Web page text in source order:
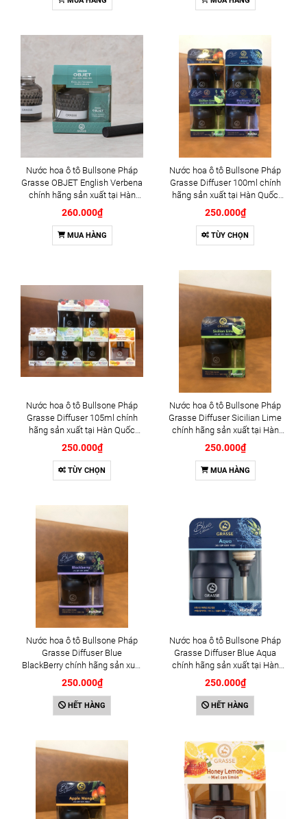
Nước hoa ô tô Bullsone Pháp
Grasse OBJET English Verbena
chính hãng sản xuất tại Hàn
Quốc 100% tinh dầu thiên nhiên
- Mùi Hương cỏ roi ngựa
260.000₫
MUA HÀNG
Nước hoa ô tô Bullsone Pháp
Grasse Diffuser 100ml chính
hãng sản xuất tại Hàn Quốc
100% tinh dầu thiên nhiên - Có 4
mùi hương: BLUE
BLACKBERRY, BLUE AQUA,
APPLE MANGO, SICILIAN LIME
250.000₫
TÙY CHỌN
Nước hoa ô tô Bullsone Pháp
Grasse Diffuser 105ml chính
hãng sản xuất tại Hàn Quốc
100% tinh dầu thiên nhiên - Có 8
mùi hương: BLACKBERRY &
CHERRY, PURE COTTON,
GRAPEFRUIT & PEONY, PEAR &
LEMON, NATURE IN THE
GARDEN, NATURE IN THE
WOODS
250.000₫
TÙY CHỌN
Nước hoa ô tô Bullsone Pháp
Grasse Diffuser Sicilian Lime
chính hãng sản xuất tại Hàn
Quốc 100% tinh dầu thiên nhiên
- Mùi Hương chanh
250.000₫
MUA HÀNG
Nước hoa ô tô Bullsone Pháp
Grasse Diffuser Blue
BlackBerry chính hãng sản xuất
tại Hàn Quốc 100% tinh dầu
thiên nhiên - Mùi Hương quả
mâm xôi đen
250.000₫
HẾT HÀNG
Nước hoa ô tô Bullsone Pháp
Grasse Diffuser Blue Aqua
chính hãng sản xuất tại Hàn
Quốc 100% tinh dầu thiên nhiên
- Mùi Hương thơm từ đại dương
250.000₫
HẾT HÀNG